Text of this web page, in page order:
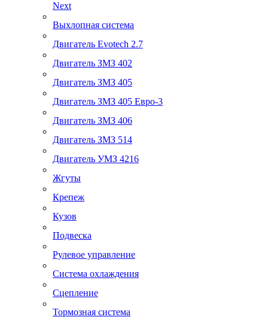
Next
Выхлопная система
Двигатель Evotech 2.7
Двигатель ЗМЗ 402
Двигатель ЗМЗ 405
Двигатель ЗМЗ 405 Евро-3
Двигатель ЗМЗ 406
Двигатель ЗМЗ 514
Двигатель УМЗ 4216
Жгуты
Крепеж
Кузов
Подвеска
Рулевое управление
Система охлаждения
Сцепление
Тормозная система